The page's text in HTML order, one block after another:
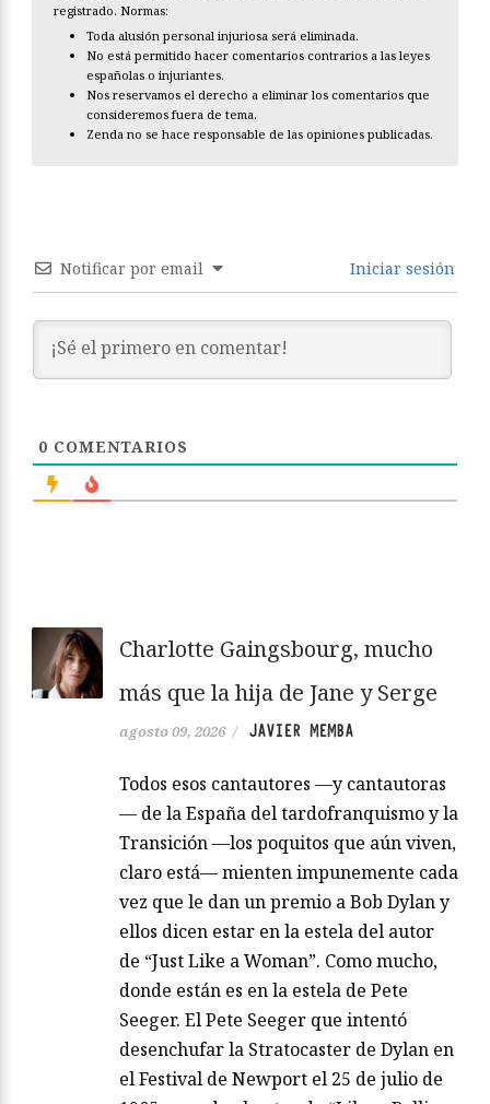
registrado. Normas:
Toda alusión personal injuriosa será eliminada.
No está permitido hacer comentarios contrarios a las leyes
españolas o injuriantes.
Nos reservamos el derecho a eliminar los comentarios que
consideremos fuera de tema.
Zenda no se hace responsable de las opiniones publicadas.
Notificar por email Iniciar sesión
0 COMENTARIOS
Charlotte Gaingsbourg, mucho
más que la hija de Jane y Serge
agosto 09, 2026 / JAVIER MEMBA
Todos esos cantautores —y cantautoras
— de la España del tardofranquismo y la
Transición —los poquitos que aún viven,
claro está— mienten impunemente cada
vez que le dan un premio a Bob Dylan y
ellos dicen estar en la estela del autor
de “Just Like a Woman”. Como mucho,
donde están es en la estela de Pete
Seeger. El Pete Seeger que intentó
desenchufar la Stratocaster de Dylan en
el Festival de Newport el 25 de julio de